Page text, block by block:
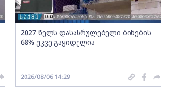
2027 წელს დასასრულებელი ბინების
68% უკვე გაყიდულია
2026/08/06 14:29